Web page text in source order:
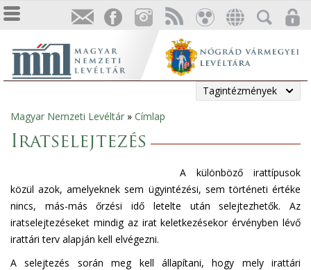
Tagintézmények
Jelenlegi
hely
Magyar Nemzeti Levéltár » Címlap
Iratselejtezés
A különböző irattípusok
közül azok, amelyeknek sem ügyintézési, sem történeti értéke
nincs, más-más őrzési idő letelte után selejtezhetők. Az
iratselejtezéseket mindig az irat keletkezésekor érvényben lévő
irattári terv alapján kell elvégezni.
A selejtezés során meg kell állapítani, hogy mely irattári